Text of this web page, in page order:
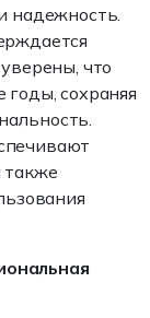
надежность.
что
сохраняя
также